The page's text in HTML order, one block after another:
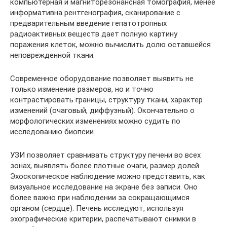
информативна рентгенография, сканирование с
предварительным введение гепатотропных
радиоактивных веществ дает полную картину
поражения клеток, можно вычислить долю оставшейся
неповрежденной ткани.
Современное оборудование позволяет выявить не
только изменение размеров, но и точно
контрастировать границы, структуру ткани, характер
изменений (очаговый, диффузный). Окончательно о
морфологических изменениях можно судить по
исследованию биопсии.
УЗИ позволяет сравнивать структуру печени во всех
зонах, выявлять более плотные очаги, размер долей.
Эхоскопическое наблюдение можно представить, как
визуальное исследование на экране без записи. Оно
более важно при наблюдении за сокращающимся
органом (сердце). Печень исследуют, используя
эхографические критерии, распечатывают снимки в